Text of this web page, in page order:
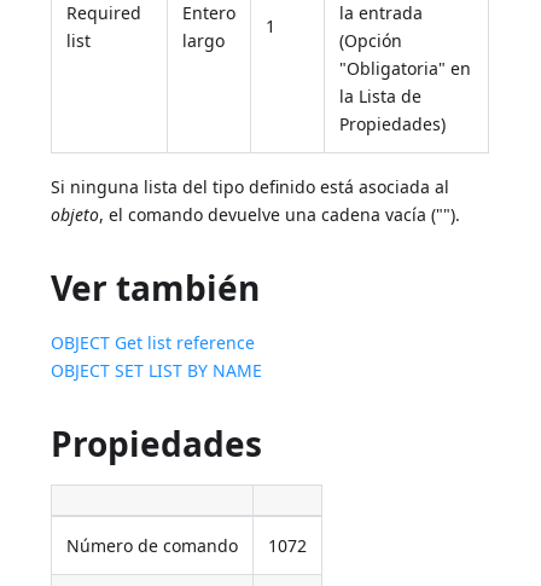
Required
list
Entero
largo
1
la entrada
(Opción
"Obligatoria" en
la Lista de
Propiedades)
Si ninguna lista del tipo definido está asociada al
objeto, el comando devuelve una cadena vacía ("").
Ver también
OBJECT Get list reference
OBJECT SET LIST BY NAME
Propiedades
Número de comando 1072